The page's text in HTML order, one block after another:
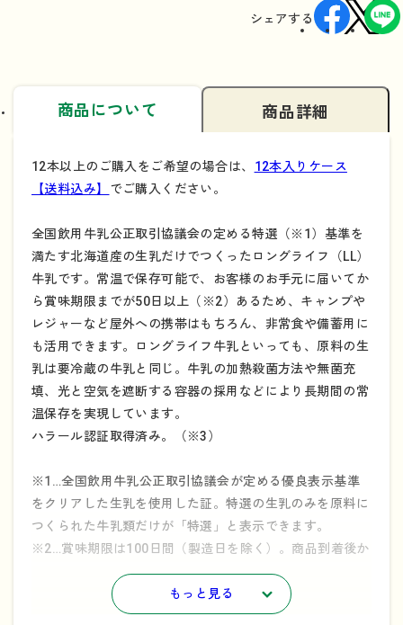
シェアする
商品について 商品詳細
12本以上のご購入をご希望の場合は、 12本入りケース
【送料込み】 でご購入ください。
全国飲用牛乳公正取引協議会の定める特選（※1）基準を
満たす北海道産の生乳だけでつくったロングライフ（LL）
牛乳です。常温で保存可能で、お客様のお手元に届いてか
ら賞味期限までが50日以上（※2）あるため、キャンプや
レジャーなど屋外への携帯はもちろん、非常食や備蓄用に
も活用できます。ロングライフ牛乳といっても、原料の生
乳は要冷蔵の牛乳と同じ。牛乳の加熱殺菌方法や無菌充
填、光と空気を遮断する容器の採用などにより長期間の常
温保存を実現しています。
ハラール認証取得済み。（※3）
※1…全国飲用牛乳公正取引協議会が定める優良表示基準
をクリアした生乳を使用した証。特選の生乳のみを原料に
つくられた牛乳類だけが「特選」と表示できます。
※2…賞味期限は100日間（製造日を除く）。商品到着後か
ら賞味期限まで、1/2以上の商品をお届けいたします。
※3…ハラール認証とは、国際的な認証基準に基づいて、
製品がハラールであることを証明するものです。豚やアル
もっと見る